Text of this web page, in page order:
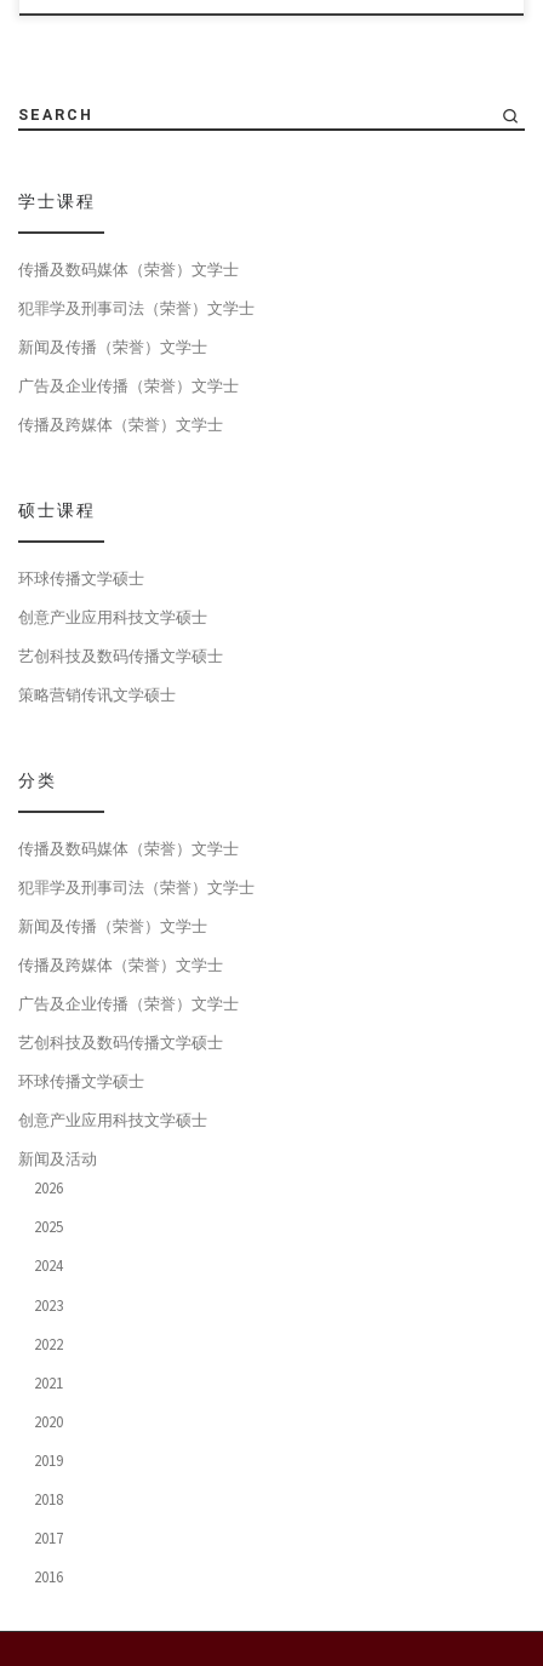
SEARCH
学士课程
传播及数码媒体（荣誉）文学士
犯罪学及刑事司法（荣誉）文学士
新闻及传播（荣誉）文学士
广告及企业传播（荣誉）文学士
传播及跨媒体（荣誉）文学士
硕士课程
环球传播文学硕士
创意产业应用科技文学硕士
艺创科技及数码传播文学硕士
策略营销传讯文学硕士
分类
传播及数码媒体（荣誉）文学士
犯罪学及刑事司法（荣誉）文学士
新闻及传播（荣誉）文学士
传播及跨媒体（荣誉）文学士
广告及企业传播（荣誉）文学士
艺创科技及数码传播文学硕士
环球传播文学硕士
创意产业应用科技文学硕士
新闻及活动
2026
2025
2024
2023
2022
2021
2020
2019
2018
2017
2016